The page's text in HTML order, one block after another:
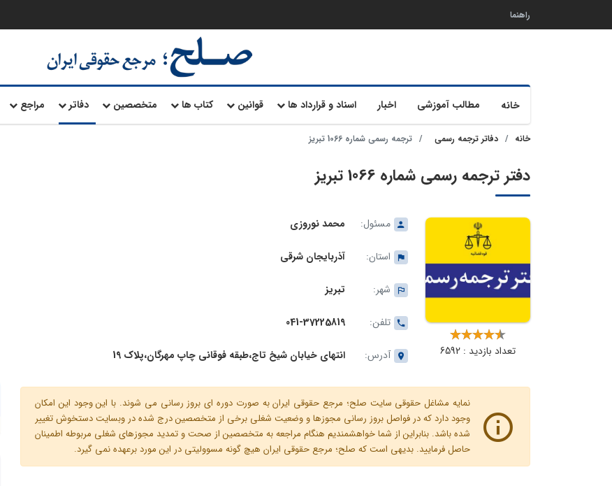
راهنما
خانه مطالب آموزشی اخبار اسناد و قرارداد ها قوانین کتاب ها متخصصین دفاتر مراجع
خانه دفاتر ترجمه رسمی ترجمه رسمی شماره 1066 تبریز
دفتر ترجمه رسمی شماره 1066 تبریز
تعداد بازدید : 6592
مسئول: محمد نوروزی
استان: آذربایجان شرقی
شهر: تبریز
تلفن: 041-37225819
آدرس: انتهای خیابان شیخ تاج،طبقه فوقانی چاپ مهرگان،پلاک 19
نمایه مشاغل حقوقی سایت صلح؛ مرجع حقوقی ایران به صورت دوره ای بروز رسانی می شوند. با این وجود این امکان
وجود دارد که در فواصل بروز رسانی مجوزها و وضعیت شغلی برخی از متخصصین درج شده در وبسایت دستخوش تغییر
شده باشد. بنابراین از شما خواهشمندیم هنگام مراجعه به متخصصین از صحت و تمدید مجوزهای شغلی مربوطه اطمینان
حاصل فرمایید. بدیهی است که صلح؛ مرجع حقوقی ایران هیچ گونه مسوولیتی در این مورد برعهده نمی گیرد.